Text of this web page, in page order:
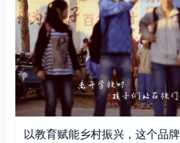
以教育赋能乡村振兴，这个品